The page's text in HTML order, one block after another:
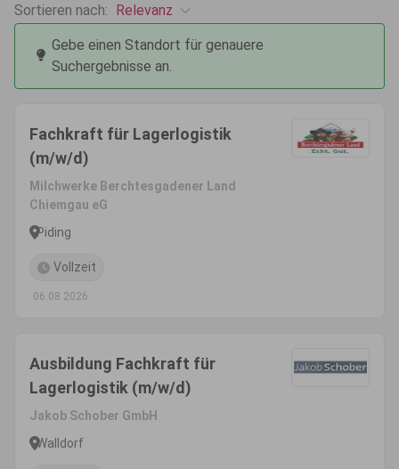
Sortieren nach: Relevanz
Gebe einen Standort für genauere
Suchergebnisse an.
Fachkraft für Lagerlogistik
(m/w/d)
Milchwerke Berchtesgadener Land
Chiemgau eG
Piding
Vollzeit
06.08.2026
Ausbildung Fachkraft für
Lagerlogistik (m/w/d)
Jakob Schober GmbH
Walldorf